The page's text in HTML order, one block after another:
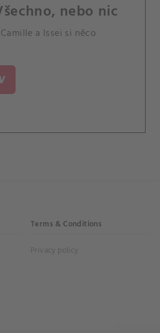
nebo nic
a Issei si něco
Terms & Conditions
Privacy policy